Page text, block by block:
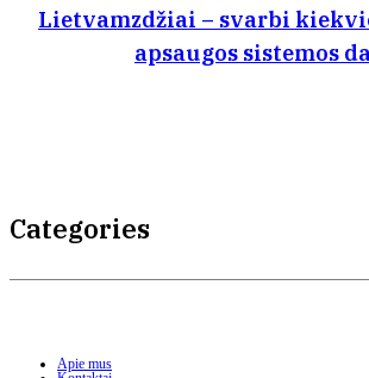
Lietvamzdžiai – svarbi
apsaugos sistemos
Categories
Apie mus